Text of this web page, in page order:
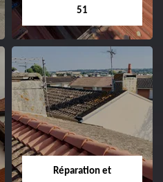
51
Changement de
toiture 51
Réparation et